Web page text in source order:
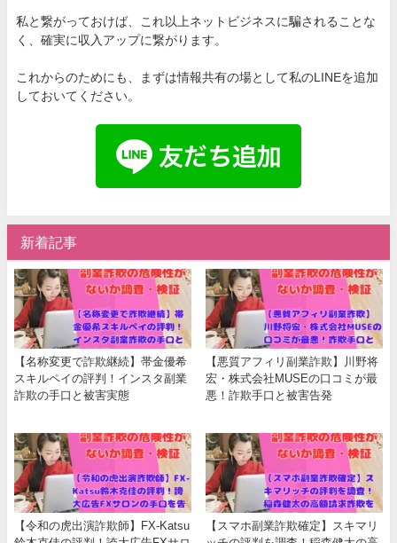
私と繋がっておけば、これ以上ネットビジネスに騙されることな
く、確実に収入アップに繋がります。
これからのためにも、まずは情報共有の場として私のLINEを追加
しておいてください。
新着記事
【名称変更で詐欺継続】帯金優希
スキルペイの評判！インスタ副業
詐欺の手口と被害実態
【悪質アフィリ副業詐欺】川野将
宏・株式会社MUSEの口コミが最
悪！詐欺手口と被害告発
【令和の虎出演詐欺師】FX-Katsu
【スマホ副業詐欺確定】スキマリ